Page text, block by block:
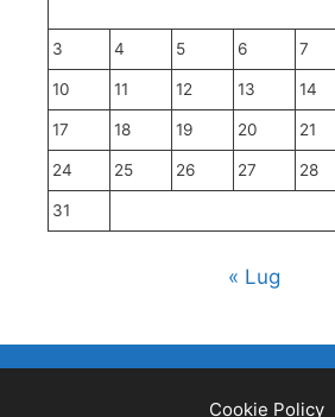
3 4 5 6 7
10 11 12 13 14
17 18 19 20 21
24 25 26 27 28
31
« Lug
Cookie Policy